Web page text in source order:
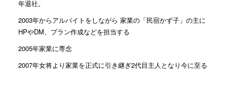
年退社。
2003年からアルバイトをしながら 家業の「民宿かず子」の主に
HPやDM、プラン作成などを担当する
2005年家業に専念
2007年女将より家業を正式に引き継ぎ2代目主人となり今に至る